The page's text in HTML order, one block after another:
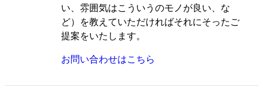
い、雰囲気はこういうのモノが良い、な
ど）を教えていただければそれにそったご
提案をいたします。
お問い合わせはこちら